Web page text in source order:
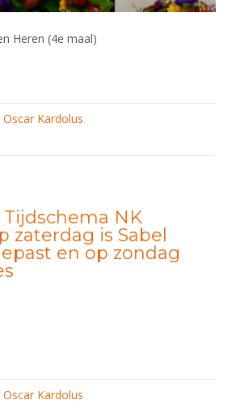
Heren (4e maal)
Oscar Kardolus
NK
zaterdag is Sabel
en op zondag
Oscar Kardolus